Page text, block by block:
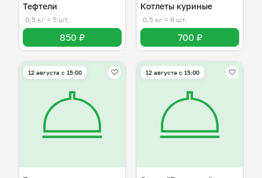
Тефтели
0,5 кг ≈ 5 шт.
850 ₽
Котлеты куриные
0,5 кг ≈ 6 шт.
700 ₽
12 августа с 15:00 12 августа с 15:00